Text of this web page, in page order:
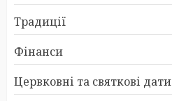
Традиції
Фінанси
Цервковні та святкові дати